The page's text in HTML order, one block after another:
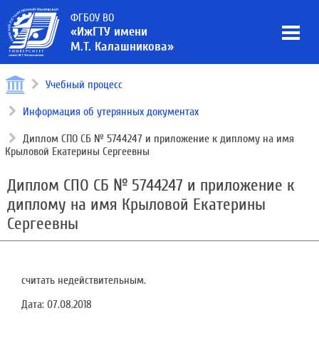
ФГБОУ ВО
«ИжГТУ имени
М.Т. Калашникова»
Учебный процесс
Информация об утерянных документах
Диплом СПО СБ № 5744247 и приложение к диплому на имя
Крыловой Екатерины Сергеевны
Диплом СПО СБ № 5744247 и приложение к
диплому на имя Крыловой Екатерины
Сергеевны
считать недействительным.
Дата: 07.08.2018